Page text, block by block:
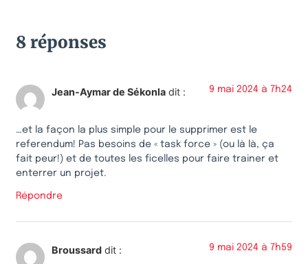
8 réponses
Jean-Aymar de Sékonla dit : 9 mai 2024 à 7h24
…et la façon la plus simple pour le supprimer est le
referendum! Pas besoins de « task force » (ou là là, ça
fait peur!) et de toutes les ficelles pour faire trainer et
enterrer un projet.
Répondre
Broussard dit : 9 mai 2024 à 7h59